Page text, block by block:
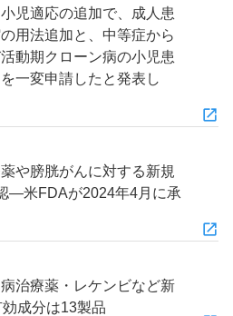
児適応の追加で、成人患
用法追加と、中等症から
動期クローン病の小児患
一変申請したと発表し
や膀胱がんに対する新規
―米FDAが2024年4月に承
治療薬・レケンビなど新
成分は13製品